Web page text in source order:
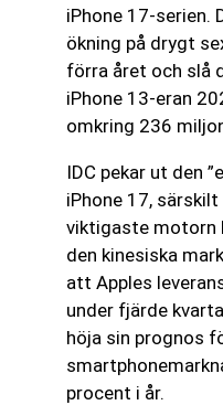
iPhone 17-serien.
ökning på drygt
förra året och slå
iPhone 13-eran
omkring 236
IDC pekar ut den
iPhone 17, särskilt
viktigaste motorn
den kinesiska
att Apples
under fjärde
höja sin prognos
procent i år.